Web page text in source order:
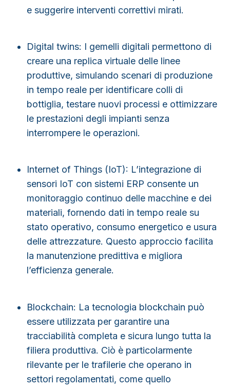
e suggerire interventi correttivi mirati.
Digital twins: I gemelli digitali permettono di
creare una replica virtuale delle linee
produttive, simulando scenari di produzione
in tempo reale per identificare colli di
bottiglia, testare nuovi processi e ottimizzare
le prestazioni degli impianti senza
interrompere le operazioni.
Internet of Things (IoT): L’integrazione di
sensori IoT con sistemi ERP consente un
monitoraggio continuo delle macchine e dei
materiali, fornendo dati in tempo reale su
stato operativo, consumo energetico e usura
delle attrezzature. Questo approccio facilita
la manutenzione predittiva e migliora
l’efficienza generale.
Blockchain: La tecnologia blockchain può
essere utilizzata per garantire una
tracciabilità completa e sicura lungo tutta la
filiera produttiva. Ciò è particolarmente
rilevante per le trafilerie che operano in
settori regolamentati, come quello